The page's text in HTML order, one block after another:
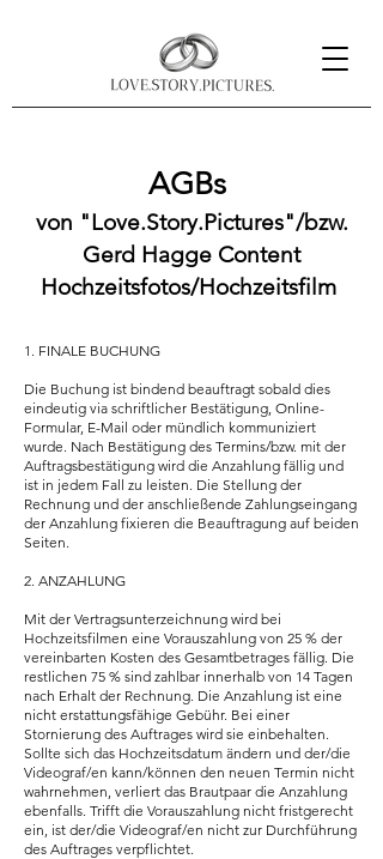
AGBs
von "Love.Story.Pictures"/bzw.
Gerd Hagge Content
Hochzeitsfotos/Hochzeitsfilm
1. FINALE BUCHUNG
Die Buchung ist bindend beauftragt sobald dies
eindeutig via schriftlicher Bestätigung, Online-
Formular, E-Mail oder mündlich kommuniziert
wurde. Nach Bestätigung des Termins/bzw. mit der
Auftragsbestätigung wird die Anzahlung fällig und
ist in jedem Fall zu leisten. Die Stellung der
Rechnung und der anschließende Zahlungseingang
der Anzahlung fixieren die Beauftragung auf beiden
Seiten.
2. ANZAHLUNG
Mit der Vertragsunterzeichnung wird bei
Hochzeitsfilmen eine Vorauszahlung von 25 % der
vereinbarten Kosten des Gesamtbetrages fällig. Die
restlichen 75 % sind zahlbar innerhalb von 14 Tagen
nach Erhalt der Rechnung. Die Anzahlung ist eine
nicht erstattungsfähige Gebühr. Bei einer
Stornierung des Auftrages wird sie einbehalten.
Sollte sich das Hochzeitsdatum ändern und der/die
Videograf/en kann/können den neuen Termin nicht
wahrnehmen, verliert das Brautpaar die Anzahlung
ebenfalls. Trifft die Vorauszahlung nicht fristgerecht
ein, ist der/die Videograf/en nicht zur Durchführung
des Auftrages verpflichtet.